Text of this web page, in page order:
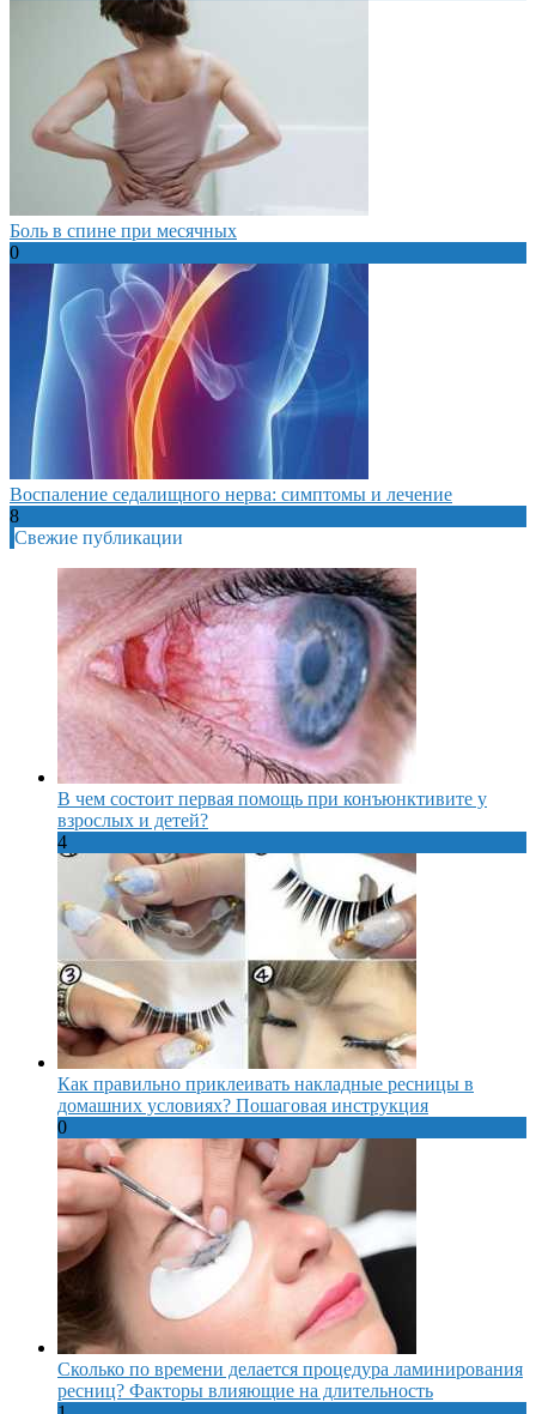
Боль в спине при месячных
0
Воспаление седалищного нерва: симптомы и лечение
8
Свежие публикации
В чем состоит первая помощь при конъюнктивите у
взрослых и детей?
4
Как правильно приклеивать накладные ресницы в
домашних условиях? Пошаговая инструкция
0
Сколько по времени делается процедура ламинирования
ресниц? Факторы влияющие на длительность